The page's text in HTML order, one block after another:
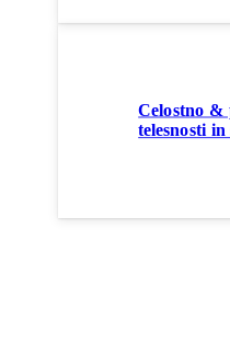
Celostno &
telesnosti